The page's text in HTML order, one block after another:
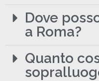
Dove
a Roma?
Quanto